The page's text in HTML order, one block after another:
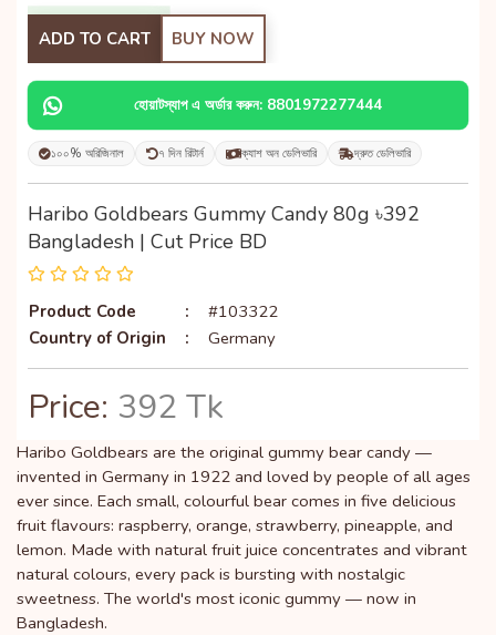
ADD TO CART BUY NOW
হোয়াটস্যাপ এ অর্ডার করুন: 8801972277444
১০০% অরিজিনাল ৭ দিন রিটার্ন ক্যাশ অন ডেলিভারি দ্রুত ডেলিভারি
Haribo Goldbears Gummy Candy 80g ৳392
Bangladesh | Cut Price BD
Product Code :
#103322
Country of Origin
: Germany
Price: 392 Tk
Haribo Goldbears are the original gummy bear candy —
invented in Germany in 1922 and loved by people of all ages
ever since. Each small, colourful bear comes in five delicious
fruit flavours: raspberry, orange, strawberry, pineapple, and
lemon. Made with natural fruit juice concentrates and vibrant
natural colours, every pack is bursting with nostalgic
sweetness. The world's most iconic gummy — now in
Bangladesh.